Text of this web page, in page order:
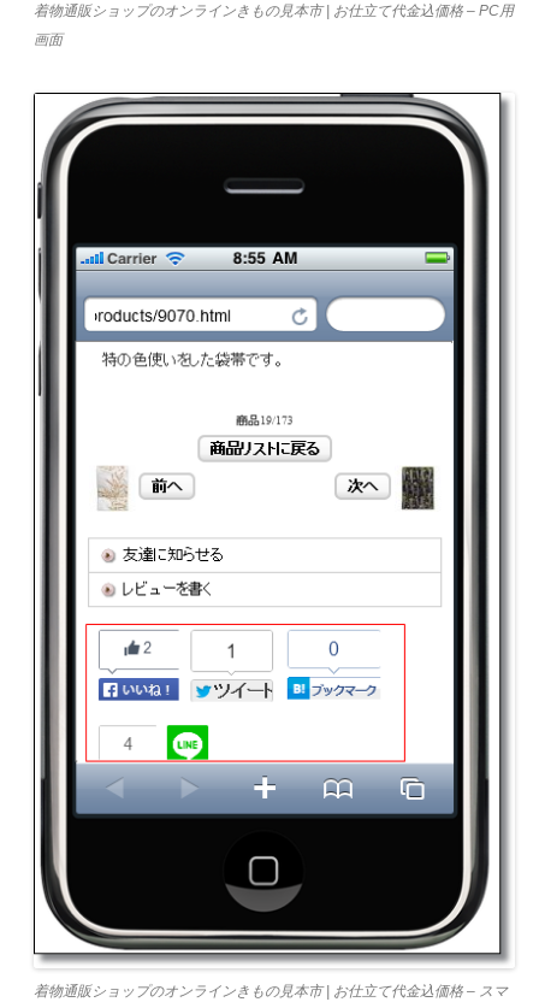
着物通販ショップのオンラインきもの見本市 | お仕立て代金込価格 – PC用
画面
着物通販ショップのオンラインきもの見本市 | お仕立て代金込価格 – スマ